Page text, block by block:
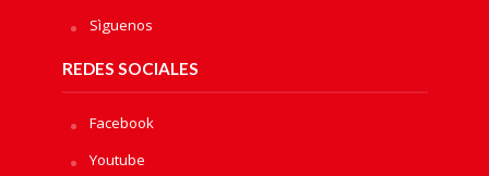
Sìguenos
REDES SOCIALES
Facebook
Youtube